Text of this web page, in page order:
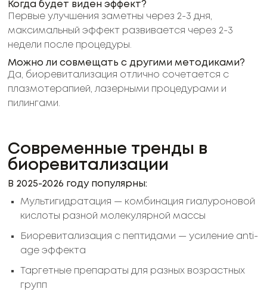
Когда будет виден эффект?
Первые улучшения заметны через 2-3 дня,
максимальный эффект развивается через 2-3
недели после процедуры.
Можно ли совмещать с другими методиками?
Да, биоревитализация отлично сочетается с
плазмотерапией, лазерными процедурами и
пилингами.
Современные тренды в
биоревитализации
В 2025-2026 году популярны:
Мультигидратация — комбинация гиалуроновой
кислоты разной молекулярной массы
Биоревитализация с пептидами — усиление anti-
age эффекта
Таргетные препараты для разных возрастных
групп